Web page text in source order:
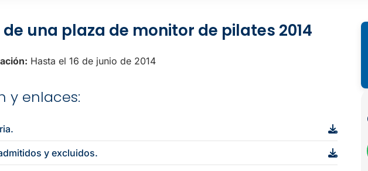
una plaza de monitor de pilates 2014
Hasta el 16 de junio de 2014
y enlaces:
y excluidos.